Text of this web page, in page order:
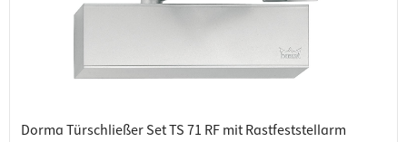
Dorma Türschließer Set TS 71 RF mit Rastfeststellarm